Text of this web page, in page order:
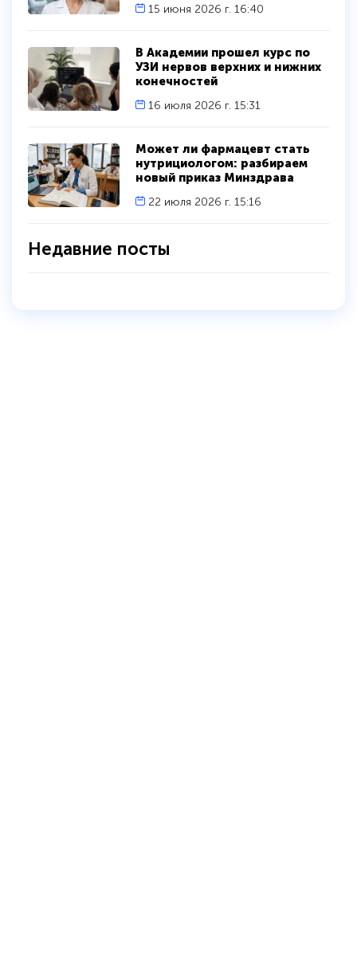
Недавние посты
Может ли фармацевт стать
нутрициологом: разбираем
новый приказ Минздрава
22 июля 2026 г. 15:16
В Академии прошел курс по
УЗИ нервов верхних и нижних
конечностей
16 июля 2026 г. 15:31
15 июня 2026 г. 16:40